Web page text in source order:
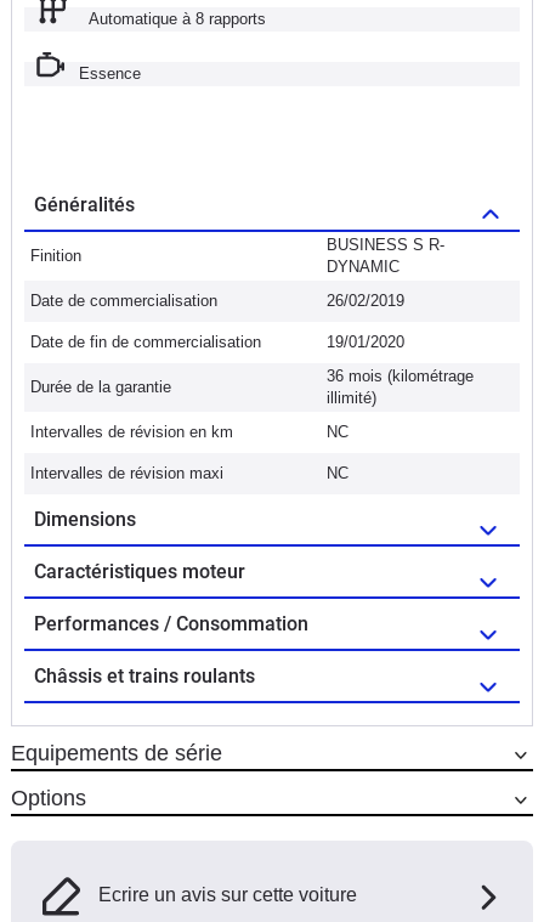
Automatique à 8 rapports
Essence
Généralités
Finition
BUSINESS S R-
DYNAMIC
Date de commercialisation
26/02/2019
Date de fin de commercialisation 19/01/2020
Durée de la garantie
36 mois (kilométrage
illimité)
Intervalles de révision en km
NC
Intervalles de révision maxi NC
Dimensions
Caractéristiques moteur
Performances / Consommation
Châssis et trains roulants
Equipements de série
Options
Ecrire un avis sur cette voiture